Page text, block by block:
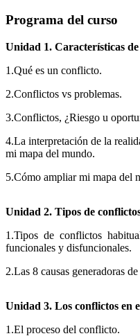
Programa del curso
Unidad 1. Características
1.Qué es un conflicto.
2.Conflictos vs problemas.
3.Conflictos, ¿Riesgo u
4.La interpretación de la
mi mapa del mundo.
5.Cómo ampliar mi mapa del
Unidad 2. Tipos de
1.Tipos de conflictos
funcionales y disfuncionales.
2.Las 8 causas generadoras
Unidad 3. Los conflictos en
1.El proceso del conflicto.